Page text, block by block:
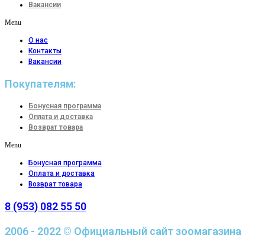
Вакансии
Menu
О нас
Контакты
Вакансии
Покупателям:
Бонусная программа
Оплата и доставка
Возврат товара
Menu
Бонусная программа
Оплата и доставка
Возврат товара
8 (953) 082 55 50
2006 - 2022 © Официальный сайт зоомагазина